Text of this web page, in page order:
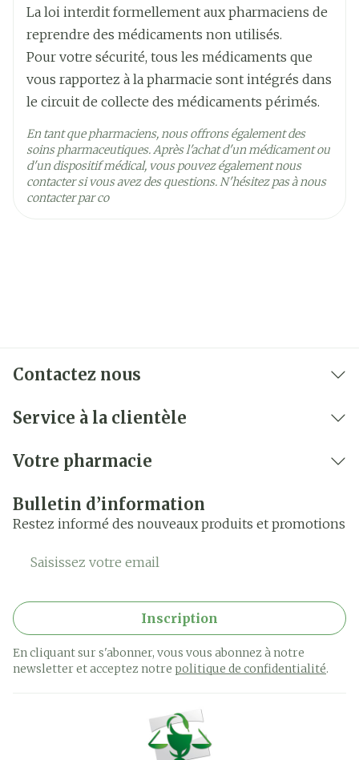
La loi interdit formellement aux pharmaciens de
reprendre des médicaments non utilisés.
Pour votre sécurité, tous les médicaments que
vous rapportez à la pharmacie sont intégrés dans
le circuit de collecte des médicaments périmés.
En tant que pharmaciens, nous offrons également des
soins pharmaceutiques. Après l'achat d'un médicament ou
d'un dispositif médical, vous pouvez également nous
contacter si vous avez des questions. N'hésitez pas à nous
contacter par co
Contactez nous
Service à la clientèle
Votre pharmacie
Bulletin d’information
Restez informé des nouveaux produits et promotions
Adresse mail
Inscription
En cliquant sur s'abonner, vous vous abonnez à notre
newsletter et acceptez notre politique de confidentialité.